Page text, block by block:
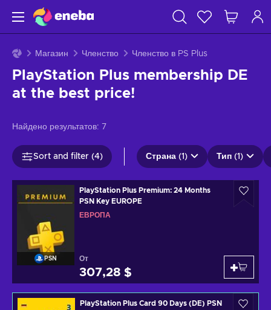
Магазин Членство Членство в PS Plus
PlayStation Plus membership DE
at the best price!
Найдено результатов: 7
Sort and filter (4) Страна (1) Тип (1)
PSN
PlayStation Plus Premium: 24 Months
PSN Key EUROPE
ЕВРОПА
От
307,28 $
PlayStation Plus Card 90 Days (DE) PSN